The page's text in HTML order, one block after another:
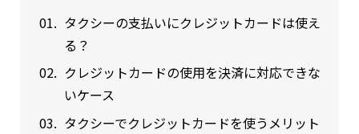
タクシーの支払いにクレジットカードは使え
る？
クレジットカードの使用を決済に対応できな
いケース
タクシーでクレジットカードを使うメリット